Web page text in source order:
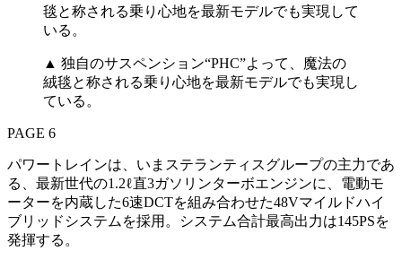
▲ 独自のサスペンション“PHC”よって、魔法の
絨毯と称される乗り心地を最新モデルでも実現し
ている。
PAGE 6
パワートレインは、いまステランティスグループの主力であ
る、最新世代の1.2ℓ直3ガソリンターボエンジンに、電動モ
ーターを内蔵した6速DCTを組み合わせた48Vマイルドハイ
ブリッドシステムを採用。システム合計最高出力は145PSを
発揮する。